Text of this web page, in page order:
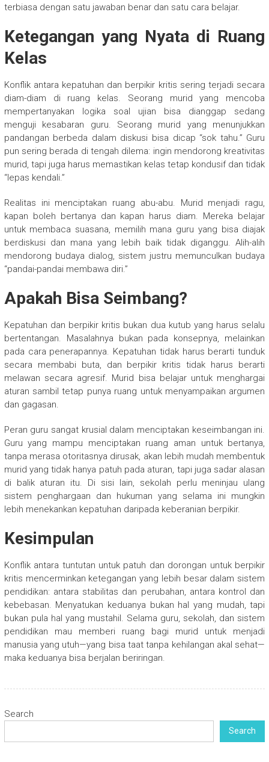
terbiasa dengan satu jawaban benar dan satu cara belajar.
Ketegangan yang Nyata di Ruang
Kelas
Konflik antara kepatuhan dan berpikir kritis sering terjadi secara
diam-diam di ruang kelas. Seorang murid yang mencoba
mempertanyakan logika soal ujian bisa dianggap sedang
menguji kesabaran guru. Seorang murid yang menunjukkan
pandangan berbeda dalam diskusi bisa dicap “sok tahu.” Guru
pun sering berada di tengah dilema: ingin mendorong kreativitas
murid, tapi juga harus memastikan kelas tetap kondusif dan tidak
“lepas kendali.”
Realitas ini menciptakan ruang abu-abu. Murid menjadi ragu,
kapan boleh bertanya dan kapan harus diam. Mereka belajar
untuk membaca suasana, memilih mana guru yang bisa diajak
berdiskusi dan mana yang lebih baik tidak diganggu. Alih-alih
mendorong budaya dialog, sistem justru memunculkan budaya
“pandai-pandai membawa diri.”
Apakah Bisa Seimbang?
Kepatuhan dan berpikir kritis bukan dua kutub yang harus selalu
bertentangan. Masalahnya bukan pada konsepnya, melainkan
pada cara penerapannya. Kepatuhan tidak harus berarti tunduk
secara membabi buta, dan berpikir kritis tidak harus berarti
melawan secara agresif. Murid bisa belajar untuk menghargai
aturan sambil tetap punya ruang untuk menyampaikan argumen
dan gagasan.
Peran guru sangat krusial dalam menciptakan keseimbangan ini.
Guru yang mampu menciptakan ruang aman untuk bertanya,
tanpa merasa otoritasnya dirusak, akan lebih mudah membentuk
murid yang tidak hanya patuh pada aturan, tapi juga sadar alasan
di balik aturan itu. Di sisi lain, sekolah perlu meninjau ulang
sistem penghargaan dan hukuman yang selama ini mungkin
lebih menekankan kepatuhan daripada keberanian berpikir.
Kesimpulan
Konflik antara tuntutan untuk patuh dan dorongan untuk berpikir
kritis mencerminkan ketegangan yang lebih besar dalam sistem
pendidikan: antara stabilitas dan perubahan, antara kontrol dan
kebebasan. Menyatukan keduanya bukan hal yang mudah, tapi
bukan pula hal yang mustahil. Selama guru, sekolah, dan sistem
pendidikan mau memberi ruang bagi murid untuk menjadi
manusia yang utuh—yang bisa taat tanpa kehilangan akal sehat—
maka keduanya bisa berjalan beriringan.
Search
Search